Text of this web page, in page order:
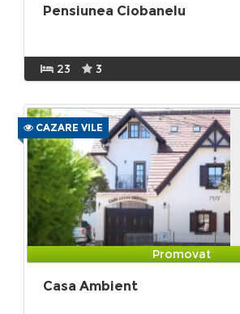
Pensiunea Ciobanelu
23 3
CAZARE VILE
Promovat
Casa Ambient